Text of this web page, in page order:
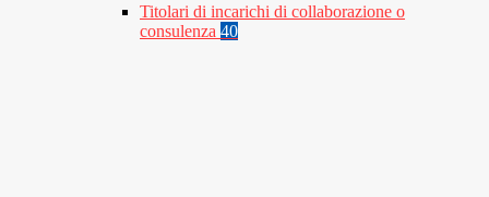
Titolari di incarichi di collaborazione o
consulenza 40